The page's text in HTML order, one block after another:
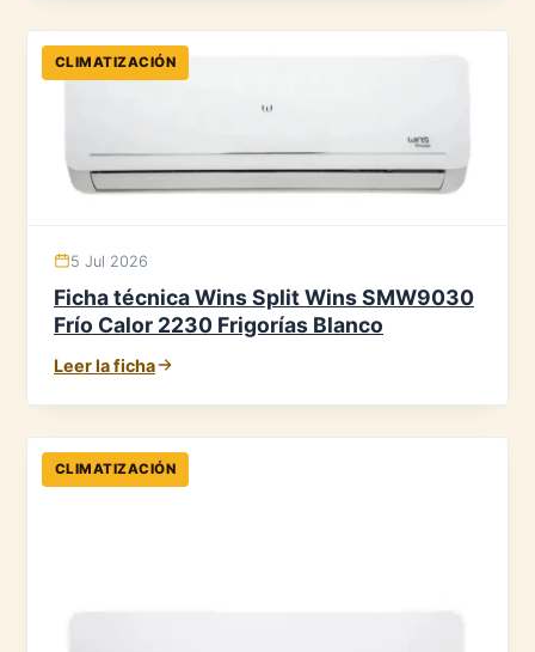
CLIMATIZACIÓN
5 Jul 2026
Ficha técnica Wins Split Wins SMW9030
Frío Calor 2230 Frigorías Blanco
Leer la ficha
CLIMATIZACIÓN